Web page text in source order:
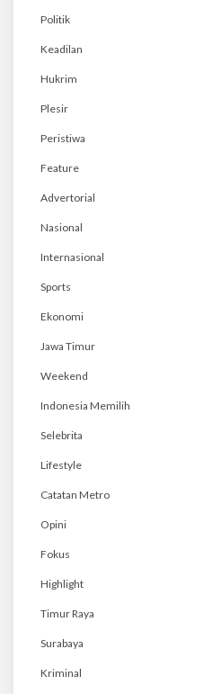
Politik
Keadilan
Hukrim
Plesir
Peristiwa
Feature
Advertorial
Nasional
Internasional
Sports
Ekonomi
Jawa Timur
Weekend
Indonesia Memilih
Selebrita
Lifestyle
Catatan Metro
Opini
Fokus
Highlight
Timur Raya
Surabaya
Kriminal